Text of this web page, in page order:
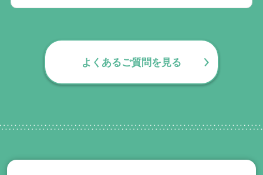
門相談員が無料でサポートいたします。
が、善慶寺 ホール常照殿では対応してお
りませんのでご注意ください。
よくあるご質問を見る